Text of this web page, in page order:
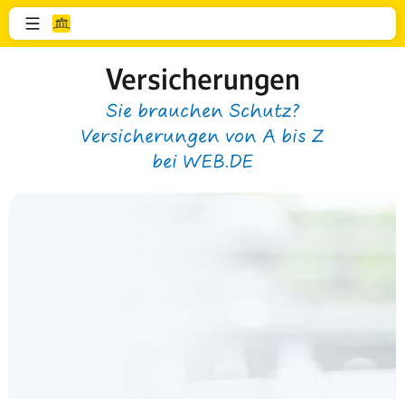
Versicherungen
Sie brauchen Schutz?
Versicherungen von A bis Z
bei WEB.DE